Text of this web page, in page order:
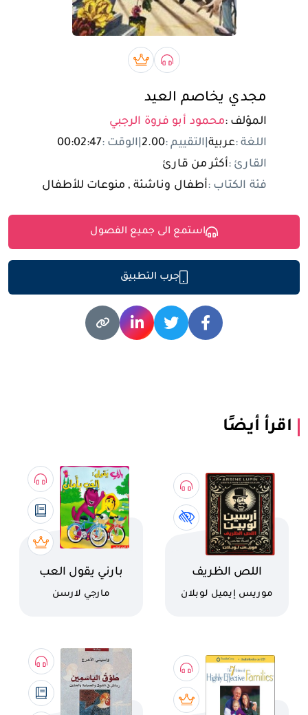
تسجيل الدخول
مستخدم جديد
صوتي bookبريميوم book
مجدي يخاصم العيد
المؤلف :محمود أبو فروة الرجبي
اللغة :عربية التقييم :2.00 الوقت :00:02:47
القارئ :أكثر من قارئ
فئة الكتاب :أطفال وناشئة , منوعات للأطفال
استمع الى جميع الفصول
جرب التطبيق
اقرأ أيضًا
اسم الكتاب
اللص الظريف
كاتب
موريس إيميل لوبلان
اسم الكتاب
بارني يقول العب
بامانكاتب
مارجي لارسن